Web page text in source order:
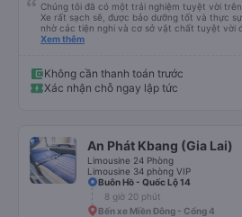
Chúng tôi đã có một trải nghiệm tuyệt vời
Xe rất sạch sẽ, được bảo dưỡng tốt và thực
nhờ các tiện nghi và cơ sở vật chất tuyệt vời
thoải mái và ngăn nắp. Nhân viên và tài xế
đối với tôi và gia đình. Chúng tôi rất vui và hài
giới thiệu! 💛 Về ứng dụng, nó rất dễ sử dụng,
tiện lợi khi đặt chuyến đi của chúng tôi. Mọi
Xem thêm
Không cần thanh toán trước
Xác nhận chỗ ngay lập tức
An Phát Kbang (Gia Lai)
Limousine 24 Phòng
Limousine 34 phòng VIP
Buôn Hồ - Quốc Lộ 14
8 giờ 20 phút
Bến xe Miền Đông - Cổng 4